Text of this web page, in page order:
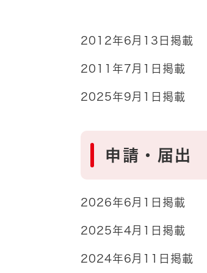
2012年6月13日掲載
2011年7月1日掲載
2025年9月1日掲載
申請・届出
2026年6月1日掲載
2025年4月1日掲載
2024年6月11日掲載